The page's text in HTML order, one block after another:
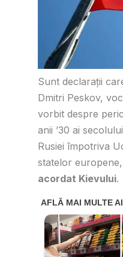
Sunt declarații
Dmitri Peskov,
vorbit despre
anii ’30 ai
Rusiei împotriva
statelor
acordat Kievului.